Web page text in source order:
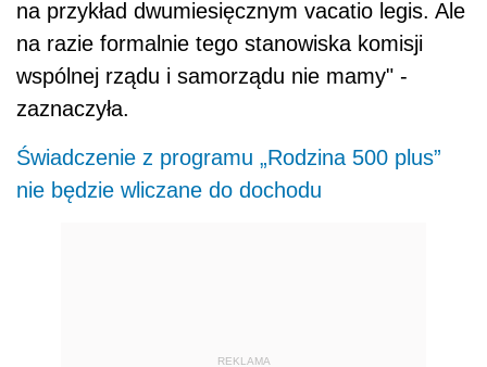
na przykład dwumiesięcznym vacatio legis. Ale
na razie formalnie tego stanowiska komisji
wspólnej rządu i samorządu nie mamy" -
zaznaczyła.
Świadczenie z programu „Rodzina 500 plus”
nie będzie wliczane do dochodu
REKLAMA